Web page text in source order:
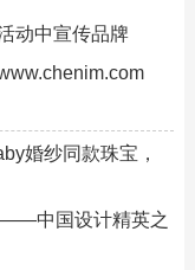
动中宣传品牌
婚纱同款珠宝，
——中国设计精英之